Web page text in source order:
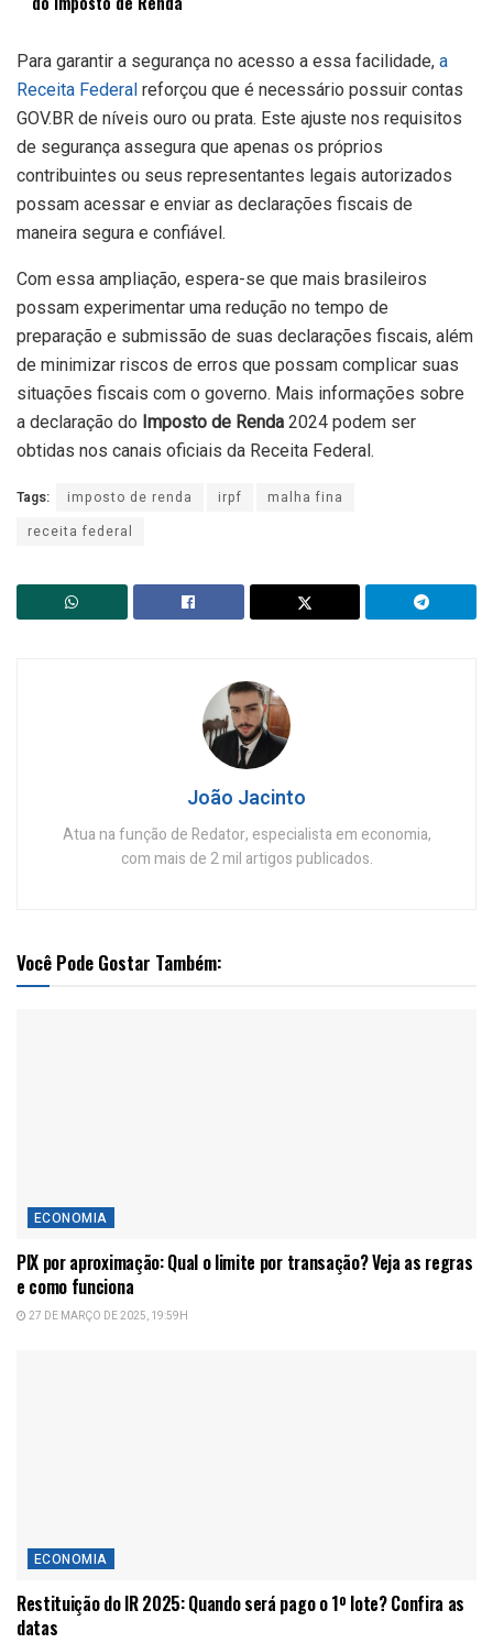
Para garantir a segurança no acesso a essa facilidade, a
Receita Federal reforçou que é necessário possuir contas
GOV.BR de níveis ouro ou prata. Este ajuste nos requisitos
de segurança assegura que apenas os próprios
contribuintes ou seus representantes legais autorizados
possam acessar e enviar as declarações fiscais de
maneira segura e confiável.
Com essa ampliação, espera-se que mais brasileiros
possam experimentar uma redução no tempo de
preparação e submissão de suas declarações fiscais, além
de minimizar riscos de erros que possam complicar suas
situações fiscais com o governo. Mais informações sobre
a declaração do Imposto de Renda 2024 podem ser
obtidas nos canais oficiais da Receita Federal.
Tags: imposto de renda irpf
malha fina
receita federal
João Jacinto
Atua na função de Redator, especialista em economia,
com mais de 2 mil artigos publicados.
Você Pode Gostar Também:
ECONOMIA
PIX por aproximação: Qual o limite por transação? Veja as regras
e como funciona
27 DE MARÇO DE 2025, 19:59H
ECONOMIA
Restituição do IR 2025: Quando será pago o 1º lote? Confira as
datas